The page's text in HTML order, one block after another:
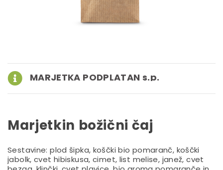
MARJETKA PODPLATAN s.p.
Marjetkin božični čaj
Sestavine: plod šipka, koščki bio pomaranč, koščki
jabolk, cvet hibiskusa, cimet, list melise, janež, cvet